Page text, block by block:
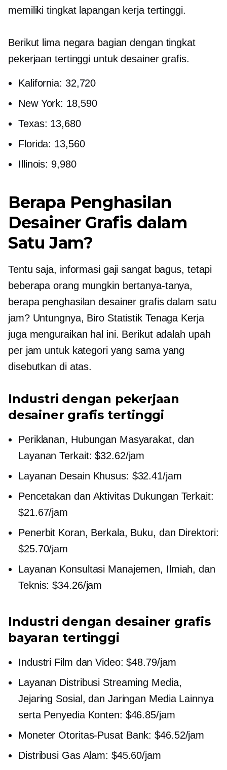
memiliki tingkat lapangan kerja tertinggi.
Berikut lima negara bagian dengan tingkat
pekerjaan tertinggi untuk desainer grafis.
Kalifornia: 32,720
New York: 18,590
Texas: 13,680
Florida: 13,560
Illinois: 9,980
Berapa Penghasilan
Desainer Grafis dalam
Satu Jam?
Tentu saja, informasi gaji sangat bagus, tetapi
beberapa orang mungkin bertanya-tanya,
berapa penghasilan desainer grafis dalam satu
jam? Untungnya, Biro Statistik Tenaga Kerja
juga menguraikan hal ini. Berikut adalah upah
per jam untuk kategori yang sama yang
disebutkan di atas.
Industri dengan pekerjaan
desainer grafis tertinggi
Periklanan, Hubungan Masyarakat, dan
Layanan Terkait: $32.62/jam
Layanan Desain Khusus: $32.41/jam
Pencetakan dan Aktivitas Dukungan Terkait:
$21.67/jam
Penerbit Koran, Berkala, Buku, dan Direktori:
$25.70/jam
Layanan Konsultasi Manajemen, Ilmiah, dan
Teknis: $34.26/jam
Industri dengan desainer grafis
bayaran tertinggi
Industri Film dan Video: $48.79/jam
Layanan Distribusi Streaming Media,
Jejaring Sosial, dan Jaringan Media Lainnya
serta Penyedia Konten: $46.85/jam
Moneter Otoritas-PusatBank: $46.52/jam
Distribusi Gas Alam: $45.60/jam